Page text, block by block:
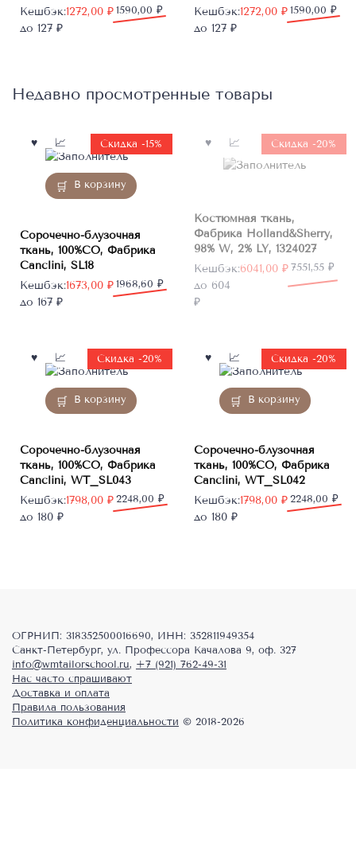
1590,00 ₽
Первоначальная
цена
1272,00 ₽
Текущая
цена:
Кешбэк:
до 127 ₽
1590,00 ₽
Первоначальная
цена
1272,00 ₽
Текущая
цена:
Кешбэк:
до 127 ₽
Недавно просмотренные товары
В корзину
Скидка -15%
Сорочечно-блузочная
ткань, 100%CO, Фабрика
Canclini, SL18
1968,60 ₽
Первоначальная
цена
1673,00 ₽
Текущая
цена:
Кешбэк:
до 167 ₽
Нет в
наличииСкидка -20%
Костюмная ткань,
Фабрика Holland&Sherry,
98% W, 2% LY, 1324027
7551,55 ₽
Первоначальная
цена
составляла
6041,00 ₽
Текущая
цена:
6041,00 ₽.
Кешбэк:
до 604
₽
В корзину
Скидка -20%
Сорочечно-блузочная
ткань, 100%CO, Фабрика
Canclini, WT_SL043
2248,00 ₽
Первоначальная
цена
1798,00 ₽
Текущая
цена:
Кешбэк:
до 180 ₽
В корзину
Скидка -20%
Сорочечно-блузочная
ткань, 100%CO, Фабрика
Canclini, WT_SL042
2248,00 ₽
Первоначальная
цена
1798,00 ₽
Текущая
цена:
Кешбэк:
до 180 ₽
ОГРНИП: 318352500016690, ИНН: 352811949354
Санкт-Петербург, ул. Профессора Качалова 9, оф. 327
info@wmtailorschool.ru, +7 (921) 762-49-31
Нас часто спрашивают
Доставка и оплата
Правила пользования
Политика конфиденциальности © 2018-2026